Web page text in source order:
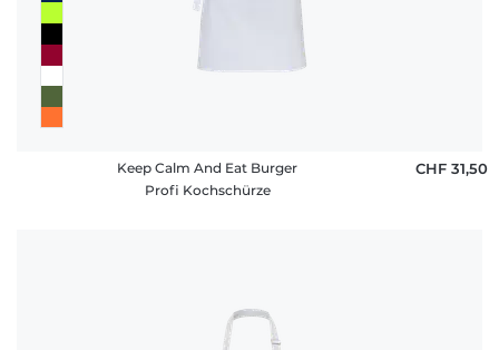
Keep Calm And Eat Burger
Profi Kochschürze
CHF 31,50